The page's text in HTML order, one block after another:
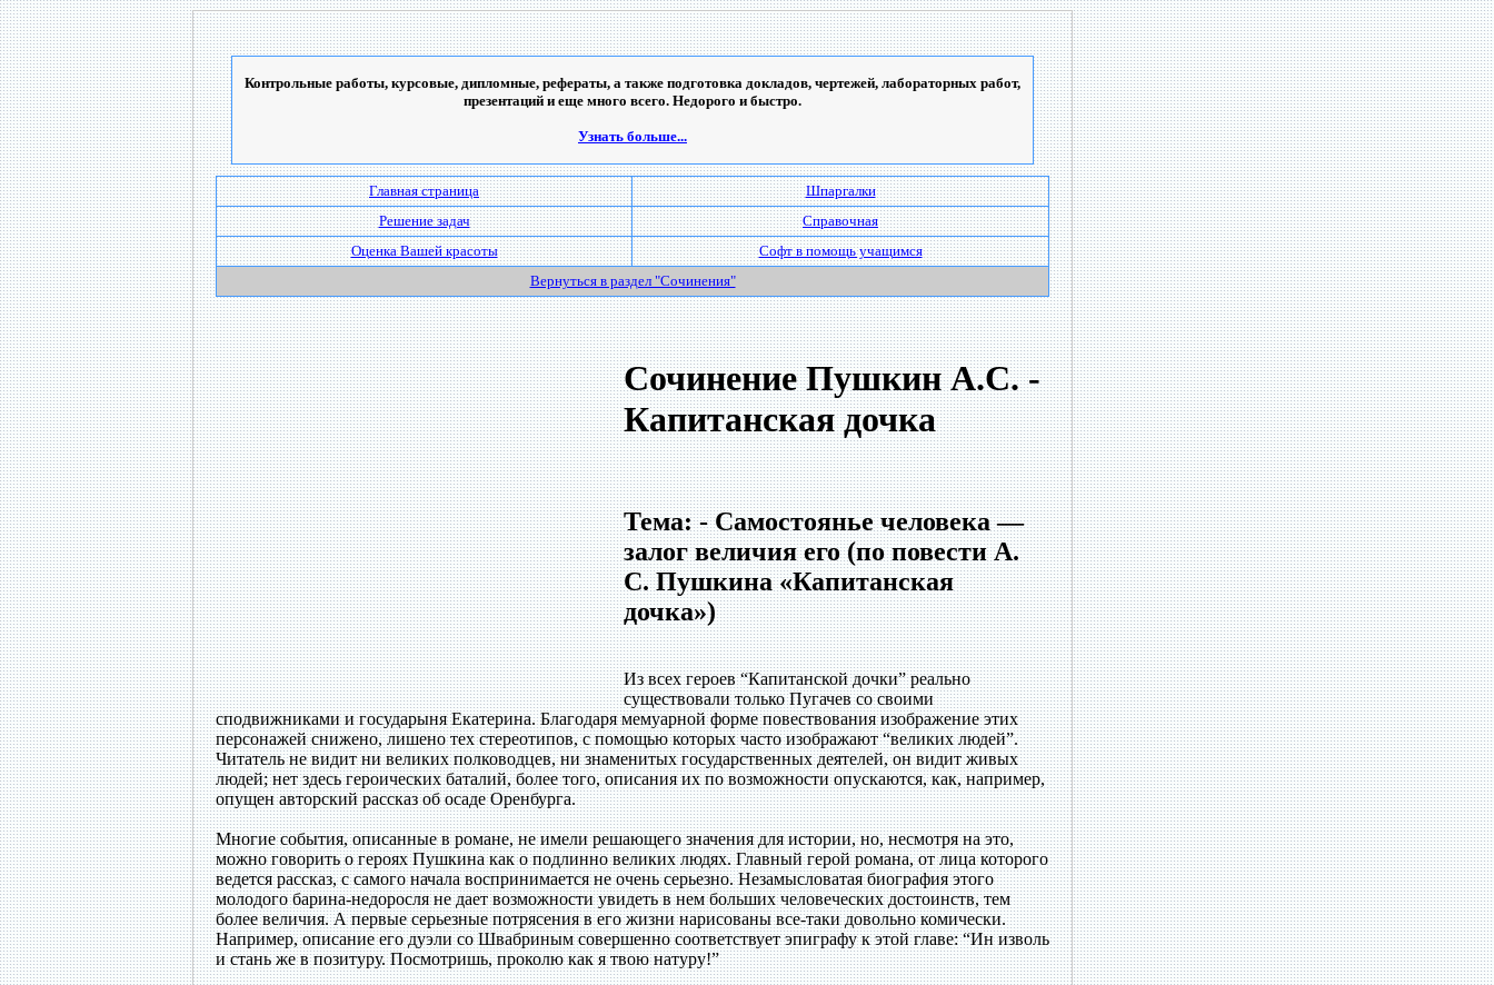
Контрольные работы, курсовые, дипломные, рефераты, а также подготовка докладов, чертежей, лабораторных работ,
презентаций и еще много всего. Недорого и быстро.
Узнать больше...
Главная страница
Шпаргалки
Решение задач
Справочная
Оценка Вашей красоты
Софт в помощь учащимся
Вернуться в раздел "Сочинения"
Сочинение Пушкин А.С. -
Капитанская дочка
Тема: - Самостоянье человека —
залог величия его (по повести А.
С. Пушкина «Капитанская
дочка»)
Из всех героев “Капитанской дочки” реально
существовали только Пугачев со своими
сподвижниками и государыня Екатерина. Благодаря мемуарной форме повествования изображение этих
персонажей снижено, лишено тех стереотипов, с помощью которых часто изображают “великих людей”.
Читатель не видит ни великих полководцев, ни знаменитых государственных деятелей, он видит живых
людей; нет здесь героических баталий, более того, описания их по возможности опускаются, как, например,
опущен авторский рассказ об осаде Оренбурга.
Многие события, описанные в романе, не имели решающего значения для истории, но, несмотря на это,
можно говорить о героях Пушкина как о подлинно великих людях. Главный герой романа, от лица которого
ведется рассказ, с самого начала воспринимается не очень серьезно. Незамысловатая биография этого
молодого барина-недоросля не дает возможности увидеть в нем больших человеческих достоинств, тем
более величия. А первые серьезные потрясения в его жизни нарисованы все-таки довольно комически.
Например, описание его дуэли со Швабриным совершенно соответствует эпиграфу к этой главе: “Ин изволь
и стань же в позитуру. Посмотришь, проколю как я твою натуру!”